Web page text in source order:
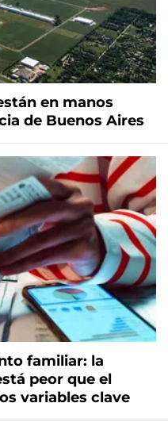
en manos
de Buenos Aires
familiar: la
peor que el
variables clave